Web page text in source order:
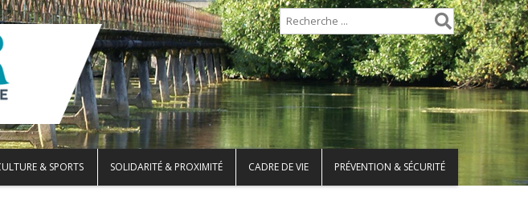
& SPORTS SOLIDARITÉ & PROXIMITÉ CADRE DE VIE PRÉVENTION & SÉCURITÉ